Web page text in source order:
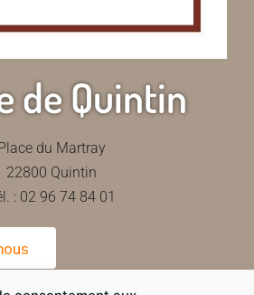
de Quintin
du Martray
22800 Quintin
: 02 96 74 84 01